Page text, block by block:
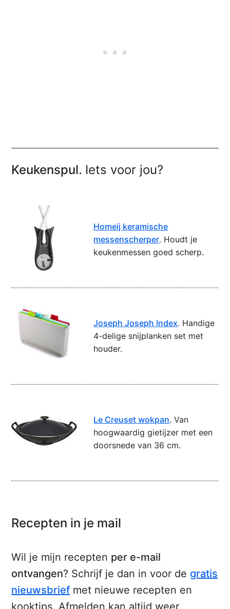
Keukenspul. Iets voor jou?
Homeij keramische
messenscherper. Houdt je
keukenmessen goed scherp.
Joseph Joseph Index. Handige
4-delige snijplanken set met
houder.
Le Creuset wokpan. Van
hoogwaardig gietijzer met een
doorsnede van 36 cm.
Recepten in je mail
Wil je mijn recepten per e-mail
ontvangen? Schrijf je dan in voor de gratis
nieuwsbrief met nieuwe recepten en